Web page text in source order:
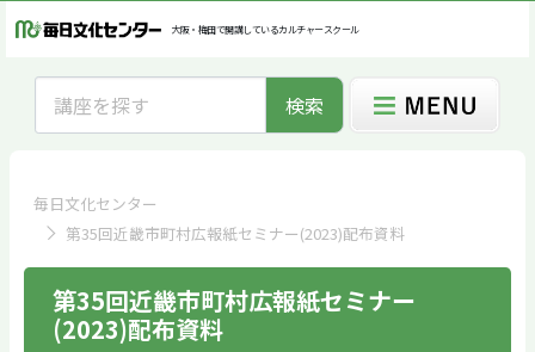
大阪・梅田で開講しているカルチャースクール
検索
毎日文化センター
第35回近畿市町村広報紙セミナー(2023)配布資料
第35回近畿市町村広報紙セミナー
(2023)配布資料